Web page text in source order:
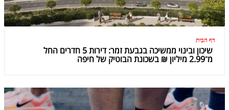
דף הבית
שיכון ובינוי ממשיכה בגבעת זמר: דירות 5 חדרים החל
מ־2.99 מיליון ₪ בשכונת הבוטיק של חיפה